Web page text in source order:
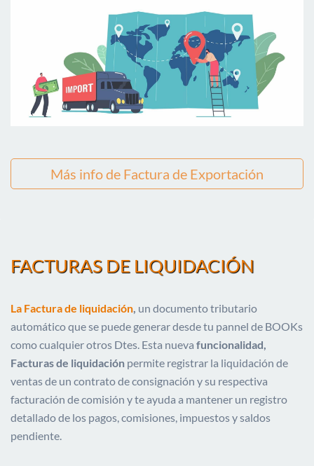
Más info de Factura de Exportación
FACTURAS DE LIQUIDACIÓN
La Factura de liquidación un documento tributario
automático que se puede generar desde tu pannel de BOOKs
como cualquier otros Dtes. Esta nueva funcionalidad,
Facturas de liquidación permite registrar la liquidación de
ventas de un contrato de consignación y su respectiva
facturación de comisión y te ayuda a mantener un registro
detallado de los pagos, comisiones, impuestos y saldos
pendiente.